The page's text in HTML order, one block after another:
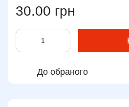
30.00 грн
До обраного